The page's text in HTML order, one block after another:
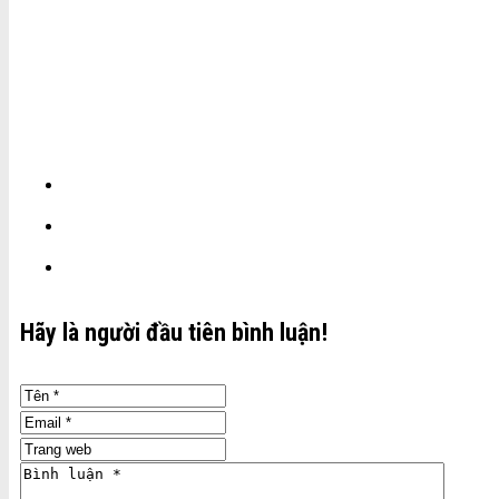
Hãy là người đầu tiên bình luận!